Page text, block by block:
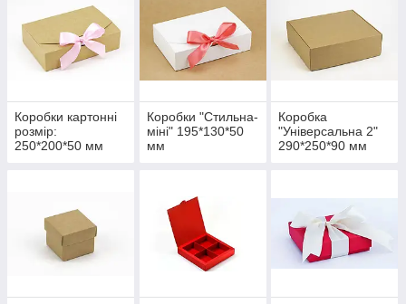
Коробки картонні
розмір:
250*200*50 мм
Коробки "Стильна-
міні" 195*130*50
мм
Коробка
"Універсальна 2"
290*250*90 мм